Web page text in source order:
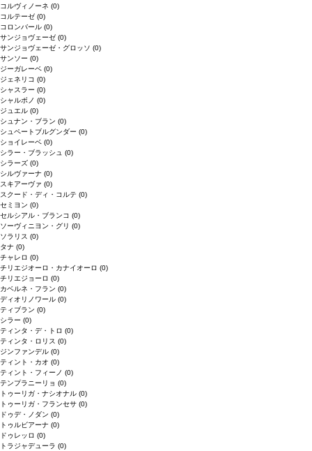
コルヴィノーネ (0)
コルテーゼ (0)
コロンバール (0)
サンジョヴェーゼ (0)
サンジョヴェーゼ・グロッソ (0)
サンソー (0)
ジーガレーベ (0)
ジェネリコ (0)
シャスラー (0)
シャルボノ (0)
ジュエル (0)
シュナン・ブラン (0)
シュペートブルグンダー (0)
ショイレーベ (0)
シラー・ブラッシュ (0)
シラーズ (0)
シルヴァーナ (0)
スキアーヴァ (0)
スクード・ディ・コルテ (0)
セミヨン (0)
セルシアル・ブランコ (0)
ソーヴィニヨン・グリ (0)
ソラリス (0)
タナ (0)
チャレロ (0)
チリエジオーロ・カナイオーロ (0)
チリエジョーロ (0)
カベルネ・フラン (0)
ディオリノワール (0)
ティブラン (0)
シラー (0)
ティンタ・デ・トロ (0)
ティンタ・ロリス (0)
ジンファンデル (0)
ティント・カオ (0)
ティント・フィーノ (0)
テンプラニーリョ (0)
トゥーリガ・ナシオナル (0)
トゥーリガ・フランセサ (0)
ドゥデ・ノダン (0)
トゥルビアーナ (0)
ドゥレッロ (0)
トラジャデューラ (0)